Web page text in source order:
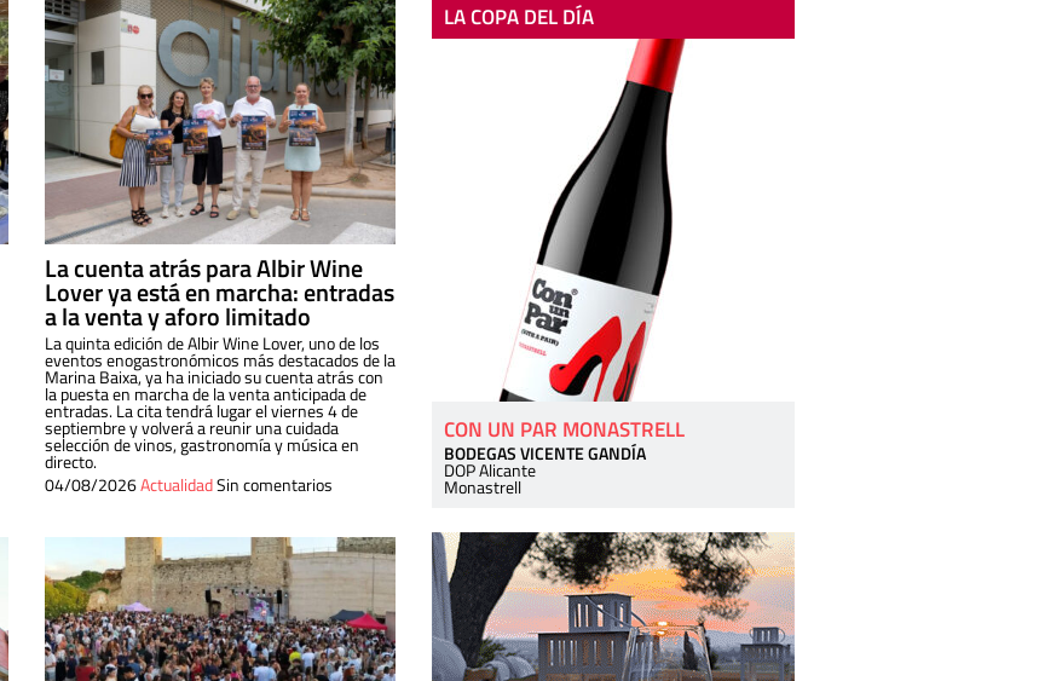
La cuenta atrás para Albir Wine
Lover ya está en marcha: entradas
a la venta y aforo limitado
La quinta edición de Albir Wine Lover, uno de los
eventos enogastronómicos más destacados de la
Marina Baixa, ya ha iniciado su cuenta atrás con
la puesta en marcha de la venta anticipada de
entradas. La cita tendrá lugar el viernes 4 de
septiembre y volverá a reunir una cuidada
selección de vinos, gastronomía y música en
directo.
04/08/2026ActualidadSin comentarios
LA COPA DEL DÍA
CON UN PAR MONASTRELL
BODEGAS VICENTE GANDÍA
DOP Alicante
Monastrell